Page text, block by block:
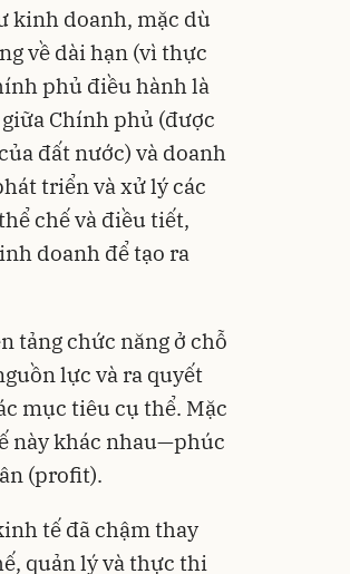
kinh doanh, mặc dù
về dài hạn (vì thực
phủ điều hành là
Chính phủ (được
đất nước) và doanh
triển và xử lý các
chế và điều tiết,
doanh để tạo ra
tảng chức năng ở chỗ
lực và ra quyết
mục tiêu cụ thể. Mặc
này khác nhau—phúc
(profit).
tế đã chậm thay
quản lý và thực thi